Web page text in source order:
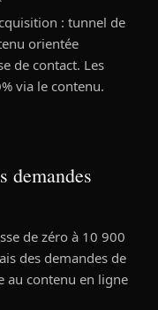
: tunnel de
orientée
de contact. Les
via le contenu.
demandes
de zéro à 10 900
des demandes de
au contenu en ligne